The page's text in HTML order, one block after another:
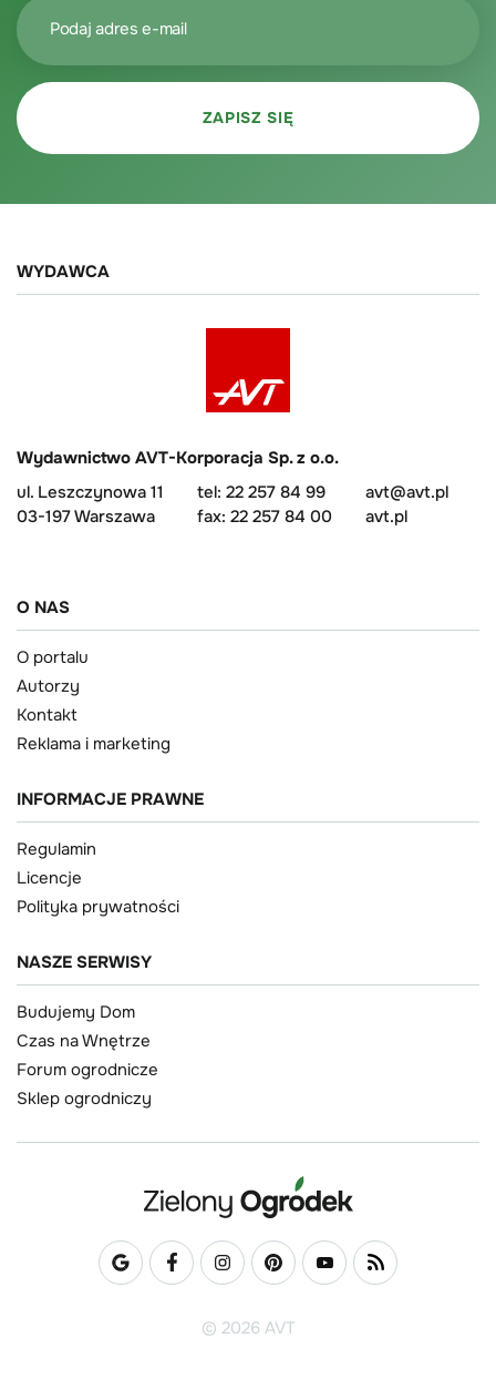
WYDAWCA
Wydawnictwo AVT-Korporacja Sp. z o.o.
ul. Leszczynowa 11
03-197 Warszawa
tel: 22 257 84 99
fax: 22 257 84 00
avt@avt.pl
avt.pl
O NAS
O portalu
Autorzy
Kontakt
Reklama i marketing
INFORMACJE PRAWNE
Regulamin
Licencje
Polityka prywatności
NASZE SERWISY
Budujemy Dom
Czas na Wnętrze
Forum ogrodnicze
Sklep ogrodniczy
© 2026 AVT